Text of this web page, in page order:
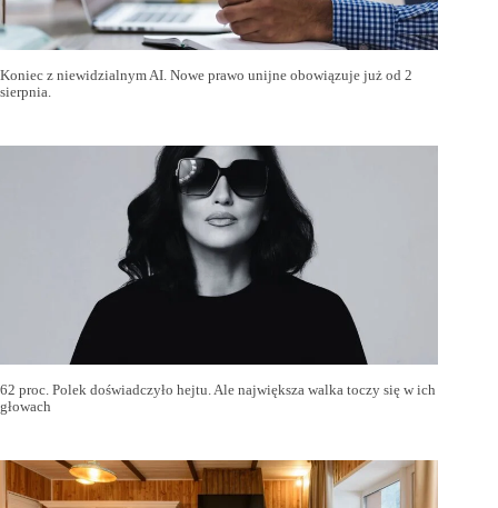
Koniec z niewidzialnym AI. Nowe prawo unijne obowiązuje już od 2
sierpnia.
62 proc. Polek doświadczyło hejtu. Ale największa walka toczy się w ich
głowach